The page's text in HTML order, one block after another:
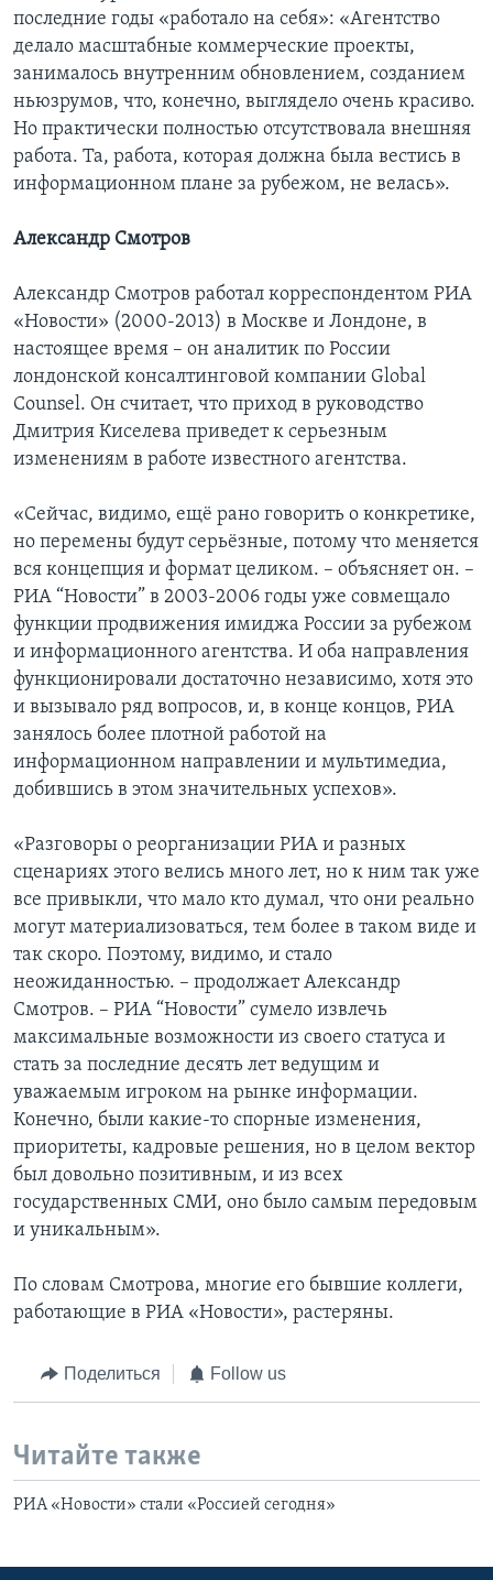
последние годы «работало на себя»: «Агентство
делало масштабные коммерческие проекты,
занималось внутренним обновлением, созданием
ньюзрумов, что, конечно, выглядело очень красиво.
Но практически полностью отсутствовала внешняя
работа. Та, работа, которая должна была вестись в
информационном плане за рубежом, не велась».
Александр Смотров
Александр Смотров работал корреспондентом РИА
«Новости» (2000-2013) в Москве и Лондоне, в
настоящее время – он аналитик по России
лондонской консалтинговой компании Glоbаl
Соunsеl. Он считает, что приход в руководство
Дмитрия Киселева приведет к серьезным
изменениям в работе известного агентства.
«Сейчас, видимо, ещё рано говорить о конкретике,
но перемены будут серьёзные, потому что меняется
вся концепция и формат целиком. – объясняет он. –
РИА “Новости” в 2003-2006 годы уже совмещало
функции продвижения имиджа России за рубежом
и информационного агентства. И оба направления
функционировали достаточно независимо, хотя это
и вызывало ряд вопросов, и, в конце концов, РИА
занялось более плотной работой на
информационном направлении и мультимедиа,
добившись в этом значительных успехов».
«Разговоры о реорганизации РИА и разных
сценариях этого велись много лет, но к ним так уже
все привыкли, что мало кто думал, что они реально
могут материализоваться, тем более в таком виде и
так скоро. Поэтому, видимо, и стало
неожиданностью. – продолжает Александр
Смотров. – РИА “Новости” сумело извлечь
максимальные возможности из своего статуса и
стать за последние десять лет ведущим и
уважаемым игроком на рынке информации.
Конечно, были какие-то спорные изменения,
приоритеты, кадровые решения, но в целом вектор
был довольно позитивным, и из всех
государственных СМИ, оно было самым передовым
и уникальным».
По словам Смотрова, многие его бывшие коллеги,
работающие в РИА «Новости», растеряны.
Поделиться Follow us
Читайте также
РИА «Новости» стали «Россией сегодня»